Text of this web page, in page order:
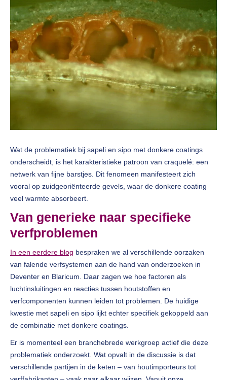
Wat de problematiek bij sapeli en sipo met donkere coatings
onderscheidt, is het karakteristieke patroon van craquelé: een
netwerk van fijne barstjes. Dit fenomeen manifesteert zich
vooral op zuidgeoriënteerde gevels, waar de donkere coating
veel warmte absorbeert.
Van generieke naar specifieke
verfproblemen
In een eerdere blog bespraken we al verschillende oorzaken
van falende verfsystemen aan de hand van onderzoeken in
Deventer en Blaricum. Daar zagen we hoe factoren als
luchtinsluitingen en reacties tussen houtstoffen en
verfcomponenten kunnen leiden tot problemen. De huidige
kwestie met sapeli en sipo lijkt echter specifiek gekoppeld aan
de combinatie met donkere coatings.
Er is momenteel een branchebrede werkgroep actief die deze
problematiek onderzoekt. Wat opvalt in de discussie is dat
verschillende partijen in de keten – van houtimporteurs tot